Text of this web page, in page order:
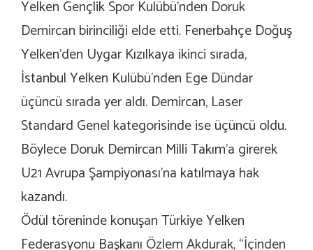
Yelken Gençlik Spor Kulübü’nden Doruk
Demircan birinciliği elde etti. Fenerbahçe Doğuş
Yelken’den Uygar Kızılkaya ikinci sırada,
İstanbul Yelken Kulübü’nden Ege Dündar
üçüncü sırada yer aldı. Demircan, Laser
Standard Genel kategorisinde ise üçüncü oldu.
Böylece Doruk Demircan Milli Takım’a girerek
U21 Avrupa Şampiyonası’na katılmaya hak
kazandı.
Ödül töreninde konuşan Türkiye Yelken
Federasyonu Başkanı Özlem Akdurak, “İçinden